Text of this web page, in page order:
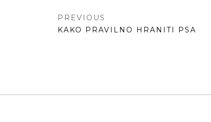
КРЕТАЊЕ
ЧЛАНКА
PREVIOUS
PREVIOUS
KAKO PRAVILNO HRANITI PSA